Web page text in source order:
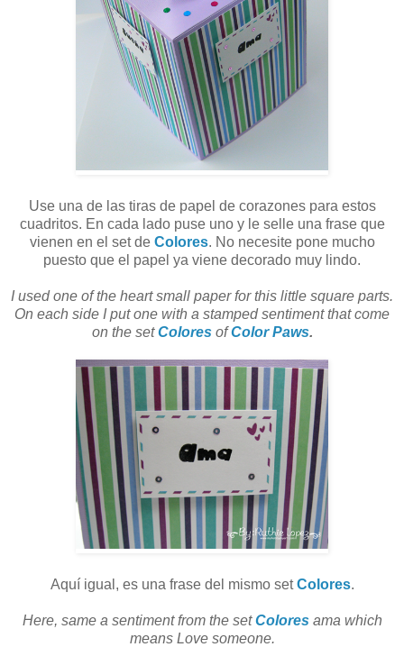
Use una de las tiras de papel de corazones para estos
cuadritos. En cada lado puse uno y le selle una frase que
vienen en el set de Colores. No necesite pone mucho
puesto que el papel ya viene decorado muy lindo.
I used one of the heart small paper for this little square parts.
On each side I put one with a stamped sentiment that come
on the setColoresofColor Paws.
Aquí igual, es una frase del mismo setColores.
Here, same a sentiment from the setColores ama which
means Love someone.